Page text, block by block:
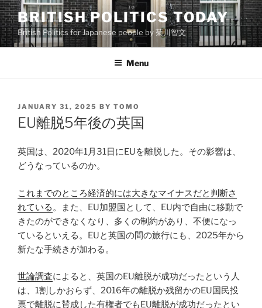
Skip
to
content
BRITISH POLITICS TODAY
British Politics for Japanese people by 菊川智文
Menu
POSTED
ON
JANUARY 31, 2025 BY TOMO
EU離脱5年後の英国
英国は、2020年1月31日にEUを離脱した。その影響は、
どうなっているのか。
これまでのところ経済的には大きなマイナスだと判断さ
れている。また、EU加盟国として、EU内で自由に移動で
きたのができなくなり、多くの制約があり、不便になっ
ているといえる。EUと英国の間の旅行にも、2025年から
新たな手続きが加わる。
世論調査によると、英国のEU離脱が成功だったという人
は、1割しかおらず、2016年の離脱か残留かのEU国民投
票で離脱に賛成した有権者でもEU離脱が成功だったとい